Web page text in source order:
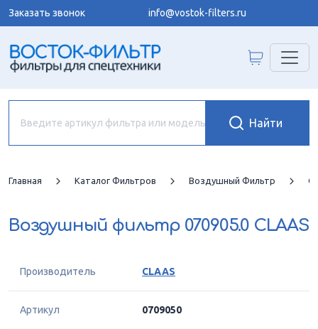
Заказать звонок info@vostok-filters.ru
Главная Каталог Фильтров Воздушный Фильтр
Воздушный фильтр 070905.0 CLAAS
Производитель CLAAS
Артикул 0709050